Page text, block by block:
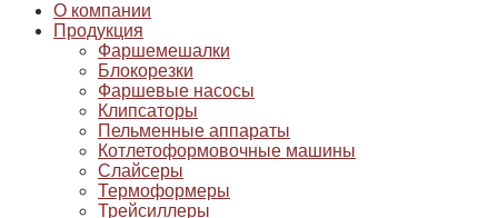
О компании
Продукция
Фаршемешалки
Блокорезки
Фаршевые насосы
Клипсаторы
Пельменные аппараты
Котлетоформовочные машины
Слайсеры
Термоформеры
Трейсиллеры